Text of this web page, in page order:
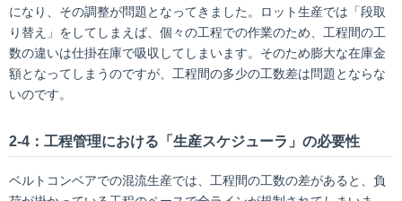
になり、その調整が問題となってきました。ロット生産では「段取
り替え」をしてしまえば、個々の工程での作業のため、工程間の工
数の違いは仕掛在庫で吸収してしまいます。そのため膨大な在庫金
額となってしまうのですが、工程間の多少の工数差は問題とならな
いのです。
2-4：工程管理における「生産スケジューラ」の必要性
ベルトコンベアでの混流生産では、工程間の工数の差があると、負